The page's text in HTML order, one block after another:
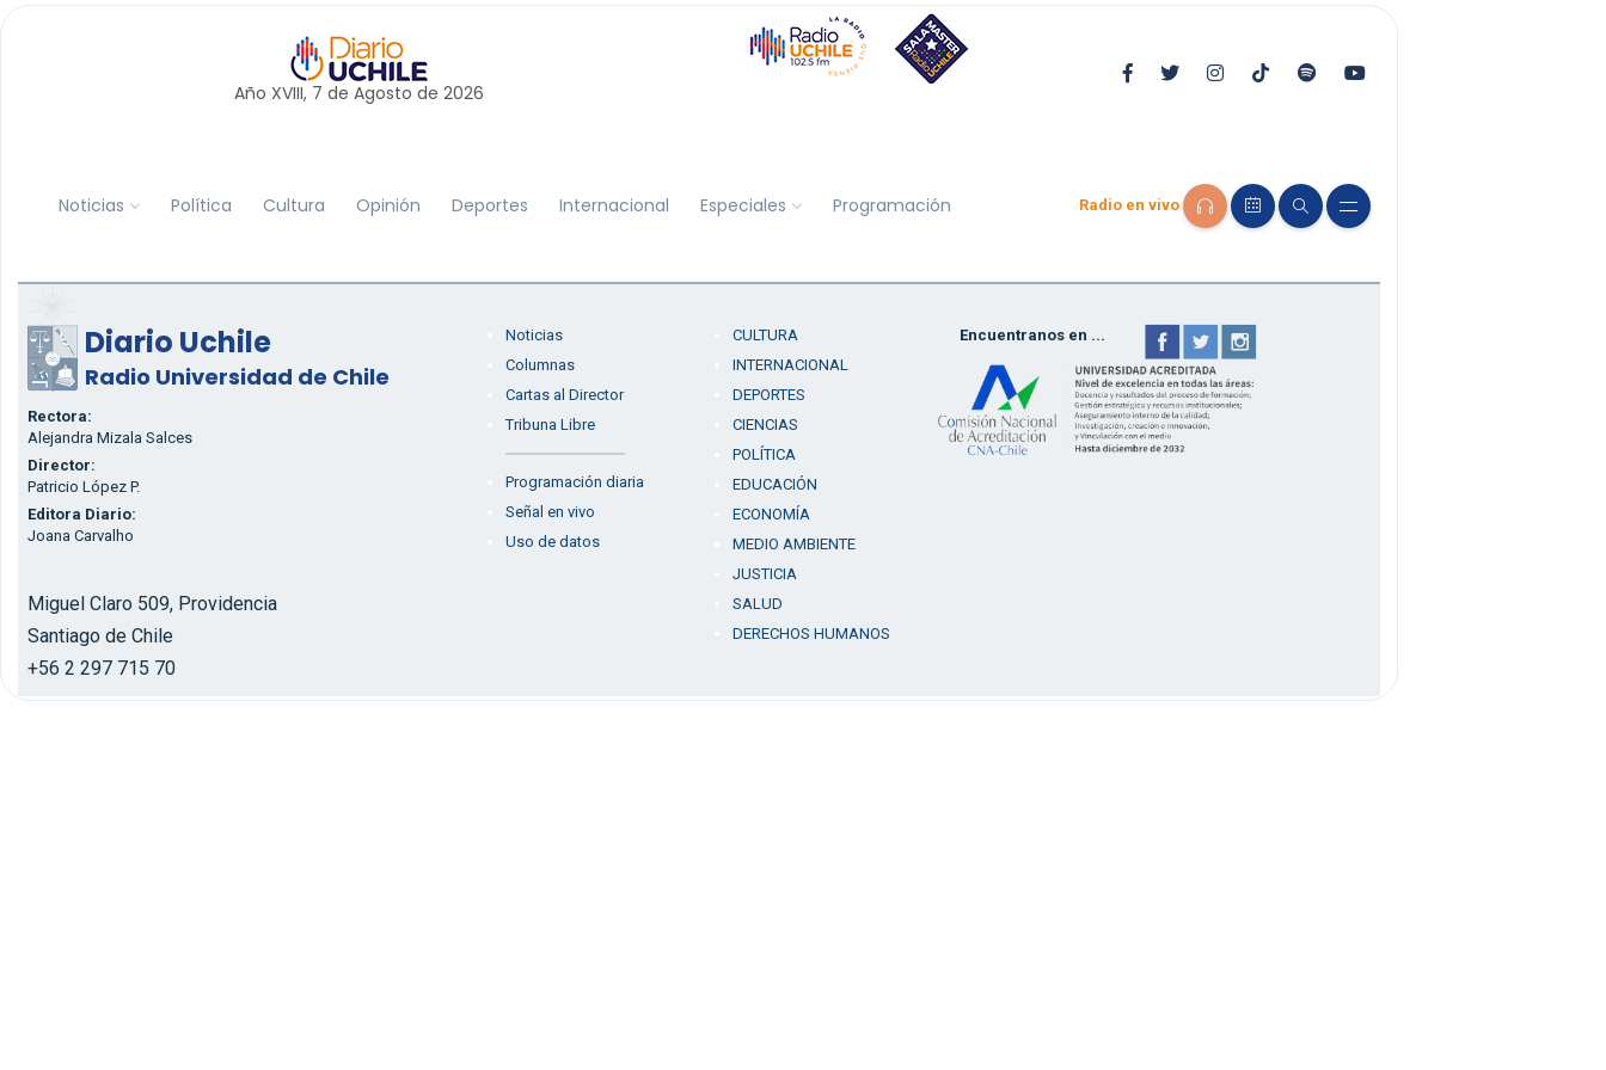
Año XVIII, 7 de Agosto de 2026
Noticias Política Cultura Opinión Deportes Internacional Especiales Programación Radio en vivo
Diario Uchile
Radio Universidad de Chile
Rectora:
Alejandra Mizala Salces
Director:
Patricio López P.
Editora Diario:
Joana Carvalho
Miguel Claro 509, Providencia
Santiago de Chile
+56 2 297 715 70
Noticias
Columnas
Cartas al Director
Tribuna Libre
Programación diaria
Señal en vivo
Uso de datos
CULTURA
INTERNACIONAL
DEPORTES
CIENCIAS
POLÍTICA
EDUCACIÓN
ECONOMÍA
MEDIO AMBIENTE
JUSTICIA
SALUD
DERECHOS HUMANOS
Encuentranos en ...